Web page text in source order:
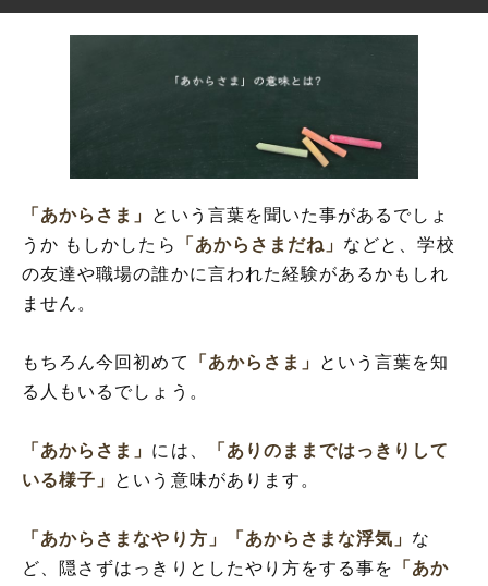
「あからさま」の意味とは?
「あからさま」の語源や由来
「あからさま」の言葉の使い方
語・関連
「あからさま」を使った例文や短文など
「あからさま」の類語や類義表現
「あからさま」 という言葉を聞いた事があるでしょ
うか もしかしたら
「あからさまだね」 などと、学校
の友達や職場の誰かに言われた経験があるかもしれ
ません。
もちろん今回初めて 「あからさま」
という言葉を知
る人もいるでしょう。
「あからさま」 には、
「ありのままではっきりして
いる様子」 という意味があります。
「あからさまなやり方」 「あからさまな浮気」 な
ど、隠さずはっきりとしたやり方をする事を
「あか